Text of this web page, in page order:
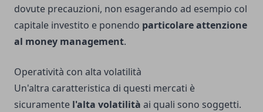
dovute precauzioni, non esagerando ad esempio col
capitale investito e ponendo particolare attenzione
al money management.
Operatività con alta volatilità
Un'altra caratteristica di questi mercati è
sicuramente l'alta volatilità ai quali sono soggetti.